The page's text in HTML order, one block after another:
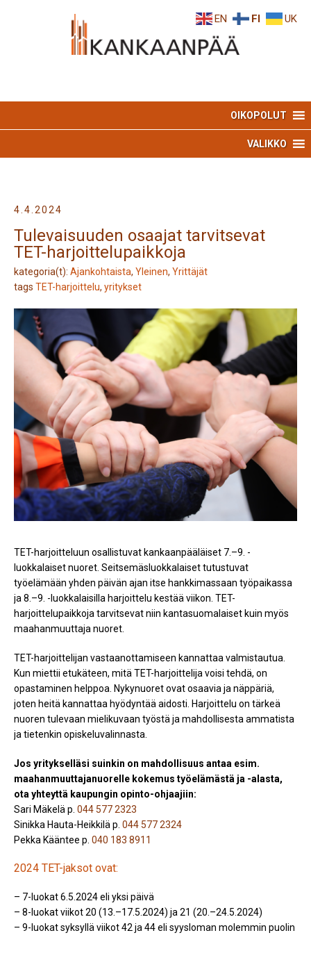
OIKOPOLUT
VALIKKO
4.4.2024
Tulevaisuuden osaajat tarvitsevat
TET-harjoittelupaikkoja
kategoria(t): Ajankohtaista, Yleinen, Yrittäjät
tags TET-harjoittelu, yritykset
TET-harjoitteluun osallistuvat kankaanpääläiset 7.–9. -
luokkalaiset nuoret. Seitsemäsluokkalaiset tutustuvat
työelämään yhden päivän ajan itse hankkimassaan työpaikassa
ja 8.–9. -luokkalaisilla harjoittelu kestää viikon. TET-
harjoittelupaikkoja tarvitsevat niin kantasuomalaiset kuin myös
maahanmuuttaja nuoret.
TET-harjoittelijan vastaanottamiseen kannattaa valmistautua.
Kun miettii etukäteen, mitä TET-harjoittelija voisi tehdä, on
opastaminen helppoa. Nykynuoret ovat osaavia ja näppäriä,
joten heitä kannattaa hyödyntää aidosti. Harjoittelu on tärkeä
nuoren tulevaan mielikuvaan työstä ja mahdollisesta ammatista
ja tietenkin opiskeluvalinnasta.
Jos yritykselläsi suinkin on mahdollisuus antaa esim.
maahanmuuttajanuorelle kokemus työelämästä ja -alasta,
ota yhteyttä kaupungin opinto-ohjaajiin:
Sari Mäkelä p. 044 577 2323
Sinikka Hauta-Heikkilä p. 044 577 2324
Pekka Kääntee p. 040 183 8911
2024 TET-jaksot ovat:
– 7-luokat 6.5.2024 eli yksi päivä
– 8-luokat viikot 20 (13.–17.5.2024) ja 21 (20.–24.5.2024)
– 9-luokat syksyllä viikot 42 ja 44 eli syysloman molemmin puolin
EN FI UK